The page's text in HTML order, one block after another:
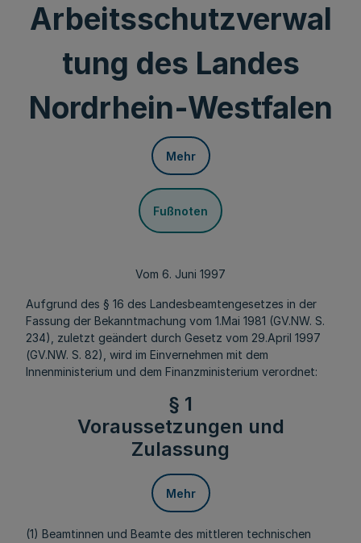
Arbeitsschutzverwal
tung des Landes
Nordrhein-Westfalen
Mehr
Fußnoten
Vom 6. Juni 1997
Aufgrund des § 16 des Landesbeamtengesetzes in der
Fassung der Bekanntmachung vom 1.Mai 1981 (GV.NW. S.
234), zuletzt geändert durch Gesetz vom 29.April 1997
(GV.NW. S. 82), wird im Einvernehmen mit dem
Innenministerium und dem Finanzministerium verordnet:
§ 1
Voraussetzungen und
Zulassung
Mehr
(1) Beamtinnen und Beamte des mittleren technischen